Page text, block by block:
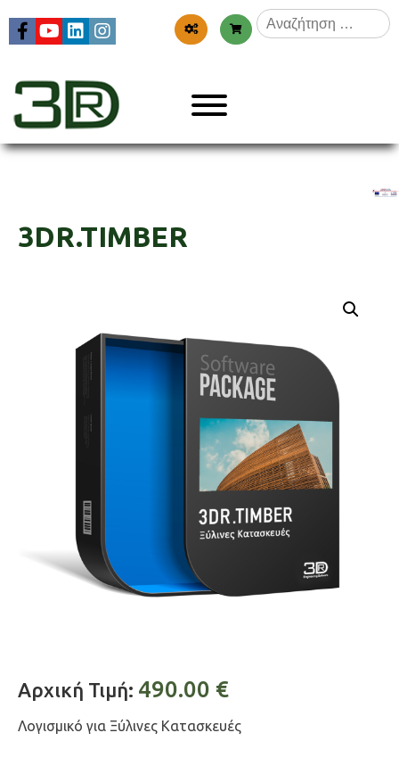
Αναζήτηση
για:
3dr
3DR.TIMBER
Αρχική Τιμή: 490.00 €
Λογισμικό για Ξύλινες Κατασκευές